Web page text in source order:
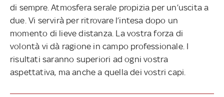
di sempre. Atmosfera serale propizia per un’uscita a
due. Vi servirà per ritrovare l’intesa dopo un
momento di lieve distanza. La vostra forza di
volontà vi dà ragione in campo professionale. I
risultati saranno superiori ad ogni vostra
aspettativa, ma anche a quella dei vostri capi.